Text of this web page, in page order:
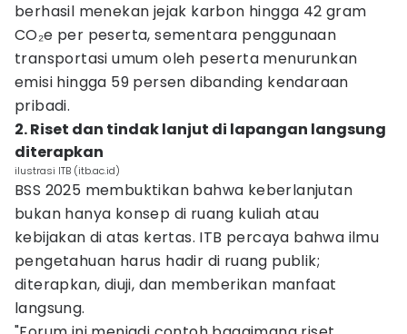
berhasil menekan jejak karbon hingga 42 gram
CO₂e per peserta, sementara penggunaan
transportasi umum oleh peserta menurunkan
emisi hingga 59 persen dibanding kendaraan
pribadi.
2. Riset dan tindak lanjut di lapangan langsung
diterapkan
ilustrasi ITB (itb.ac.id)
BSS 2025 membuktikan bahwa keberlanjutan
bukan hanya konsep di ruang kuliah atau
kebijakan di atas kertas. ITB percaya bahwa ilmu
pengetahuan harus hadir di ruang publik;
diterapkan, diuji, dan memberikan manfaat
langsung.